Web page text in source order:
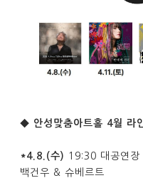
◆ 안성맞춤아트홀 4월 라
*4.8.(수)
19:30 대공연장
백건우 & 슈베르트